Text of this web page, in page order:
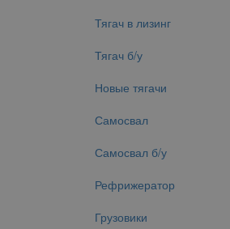
Тягач в лизинг
Тягач б/у
Новые тягачи
Самосвал
Самосвал б/у
Рефрижератор
Грузовики